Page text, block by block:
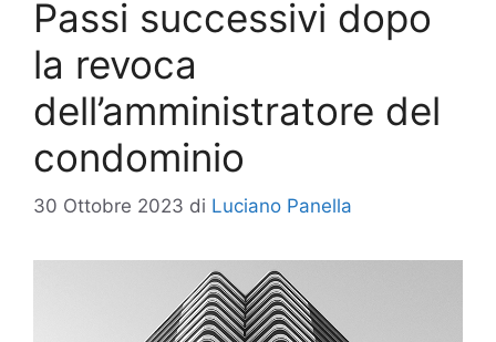
Passi successivi dopo
la revoca
dell’amministratore del
condominio
30 Ottobre 2023 di Luciano Panella